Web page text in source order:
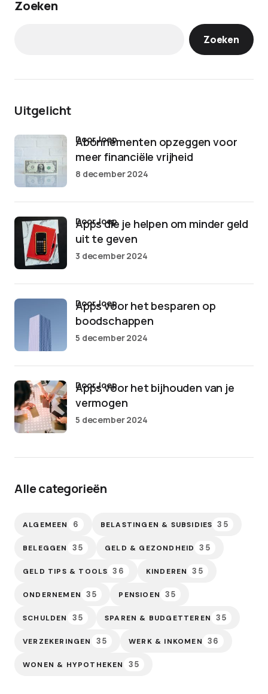
Zoeken
Zoeken
Uitgelicht
Abonnementen opzeggen voor
meer financiële vrijheid
door Joep
8 december 2024
Apps die je helpen om minder geld
uit te geven
door Joep
3 december 2024
Apps voor het besparen op
boodschappen
door Joep
5 december 2024
Apps voor het bijhouden van je
vermogen
door Joep
5 december 2024
Alle categorieën
ALGEMEEN 6 BELASTINGEN & SUBSIDIES 35
BELEGGEN 35 GELD & GEZONDHEID 35
GELD TIPS & TOOLS 36 KINDEREN 35
ONDERNEMEN 35 PENSIOEN 35
SCHULDEN 35 SPAREN & BUDGETTEREN 35
VERZEKERINGEN 35 WERK & INKOMEN 36
WONEN & HYPOTHEKEN 35